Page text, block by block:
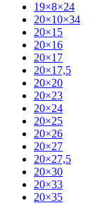
19×8×24
20×10×34
20×15
20×16
20×17
20×17,5
20×20
20×23
20×24
20×25
20×26
20×27
20×27,5
20×30
20×33
20×35